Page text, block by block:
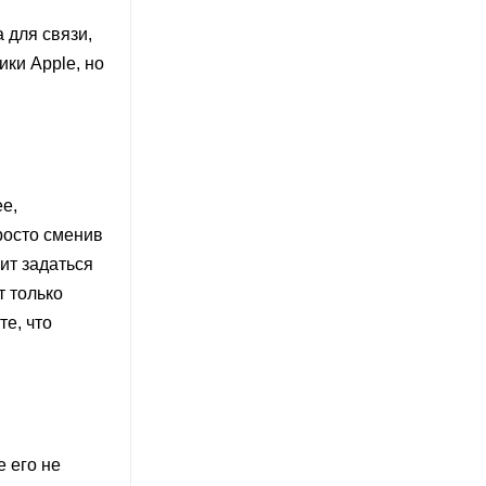
для связи,
Apple, но
сменив
задаться
только
что
его не